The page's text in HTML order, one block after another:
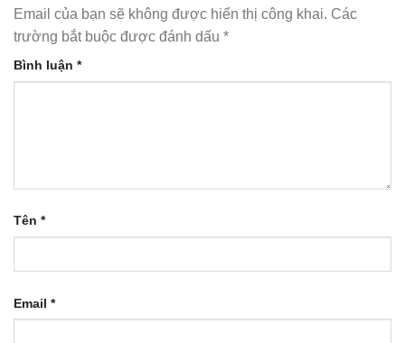
Email của bạn sẽ không được hiển thị công khai. Các
trường bắt buộc được đánh dấu *
Bình luận *
Tên *
Email *